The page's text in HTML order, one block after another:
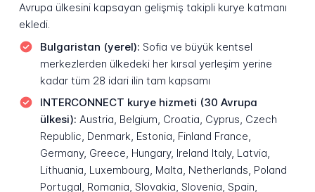
Avrupa ülkesini kapsayan gelişmiş takipli kurye katmanı
ekledi.
Bulgaristan (yerel): Sofia ve büyük kentsel
merkezlerden ülkedeki her kırsal yerleşim yerine
kadar tüm 28 idari ilin tam kapsamı
INTERCONNECT kurye hizmeti (30 Avrupa
ülkesi): Austria, Belgium, Croatia, Cyprus, Czech
Republic, Denmark, Estonia, Finland France,
Germany, Greece, Hungary, Ireland Italy, Latvia,
Lithuania, Luxembourg, Malta, Netherlands, Poland
Portugal, Romania, Slovakia, Slovenia, Spain,